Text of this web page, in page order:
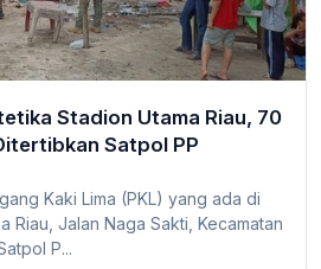
Stadion Utama Riau, 70
Satpol PP
Kaki Lima (PKL) yang ada di
Riau, Jalan Naga Sakti, Kecamatan
P...